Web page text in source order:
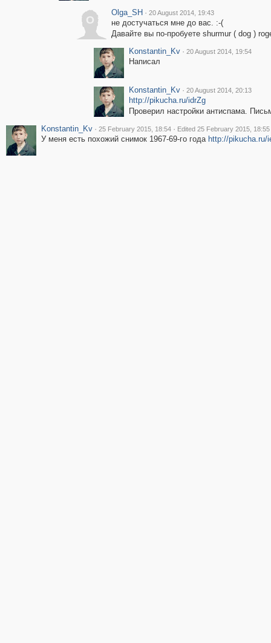
O
Olga_SH · 20 August 2014, 19:43
не достучаться мне до вас. :-(
Давайте вы по-пробуете shurmur ( dog )
Konstantin_Kv · 20 August 2014, 19:54
Написал
Konstantin_Kv · 20 August 2014, 20:13
http://pikucha.ru/idrZg
Проверил настройки антиспама.
Konstantin_Kv · 25 February 2015, 18:54 · Edited 25 February 2015, 18:55
У меня есть похожий снимок 1967-69-го года http://pikucha.ru/